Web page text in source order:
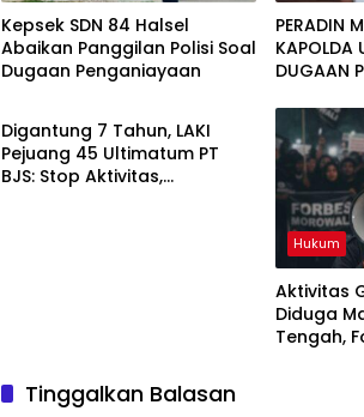
Kepsek SDN 84 Halsel
Abaikan Panggilan Polisi Soal
Dugaan Penganiayaan
PERADIN
KAPOLDA
DUGAAN
NAMA
Hukum
Digantung 7 Tahun, LAKI
Pejuang 45 Ultimatum PT
BJS: Stop Aktivitas,
Hukum
Aktivitas
Diduga
Tengah,
Tinggalkan Balasan